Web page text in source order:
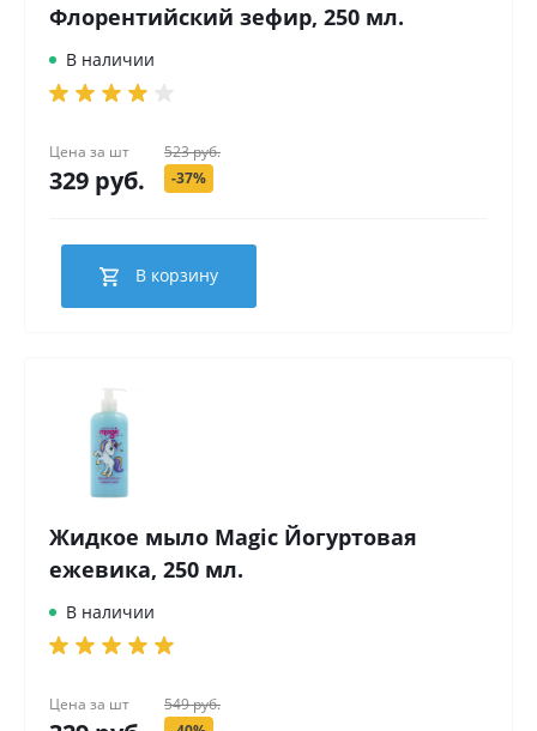
Флорентийский зефир, 250 мл.
В наличии
Цена за шт
329 руб.
523 руб.
-37%
В корзину
Жидкое мыло Magic Йогуртовая
ежевика, 250 мл.
В наличии
Цена за шт
549 руб.